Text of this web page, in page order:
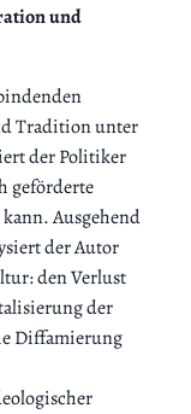
und
Tradition unter
der Politiker
geförderte
Ausgehend
der Autor
den Verlust
der
Diffamierung